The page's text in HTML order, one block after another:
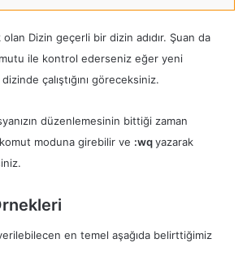
Dizin geçerli bir dizin adıdır. Şuan da
ile kontrol ederseniz eğer yeni
dizinde çalıştığını göreceksiniz.
düzenlemesinin bittiği zaman
moduna girebilir ve :wqyazarak
en temel aşağıda belirttiğimiz